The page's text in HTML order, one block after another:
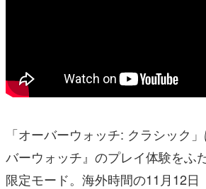
「オーバーウォッチ: クラシック
バーウォッチ』のプレイ体験をふ
限定モード。海外時間の11月12日